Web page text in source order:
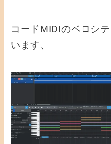
コードMIDIのベロシ
います、